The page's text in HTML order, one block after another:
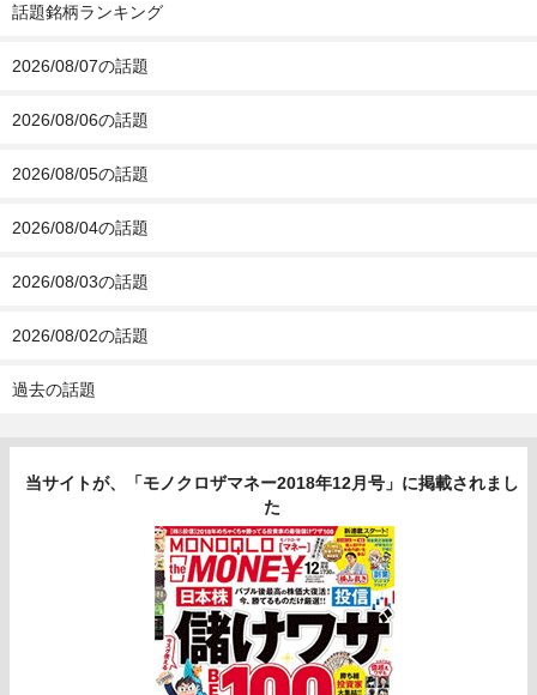
話題銘柄ランキング
2026/08/07の話題
2026/08/06の話題
2026/08/05の話題
2026/08/04の話題
2026/08/03の話題
2026/08/02の話題
過去の話題
当サイトが、「モノクロザマネー2018年12月号」に掲載されまし
た